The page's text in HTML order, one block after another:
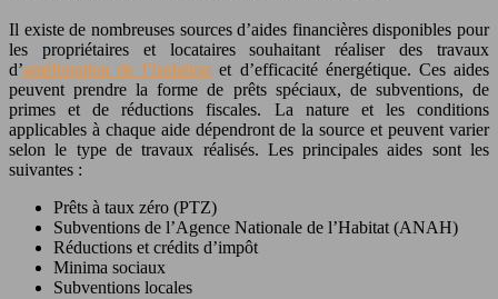
Il existe de nombreuses sources d’aides financières disponibles pour
les propriétaires et locataires souhaitant réaliser des travaux
d’amélioration de l’isolation et d’efficacité énergétique. Ces aides
peuvent prendre la forme de prêts spéciaux, de subventions, de
primes et de réductions fiscales. La nature et les conditions
applicables à chaque aide dépendront de la source et peuvent varier
selon le type de travaux réalisés. Les principales aides sont les
suivantes :
Prêts à taux zéro (PTZ)
Subventions de l’Agence Nationale de l’Habitat (ANAH)
Réductions et crédits d’impôt
Minima sociaux
Subventions locales